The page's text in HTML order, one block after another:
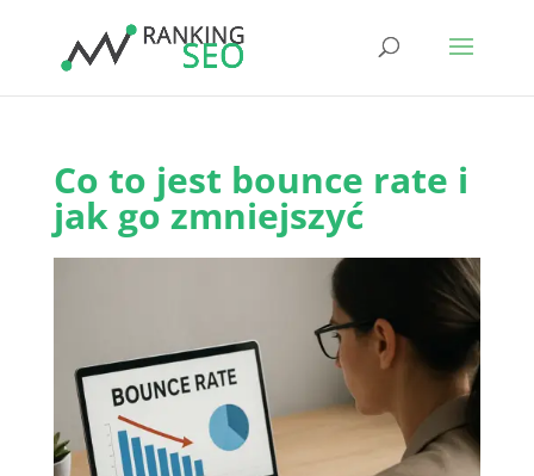
Co to jest bounce rate i
jak go zmniejszyć